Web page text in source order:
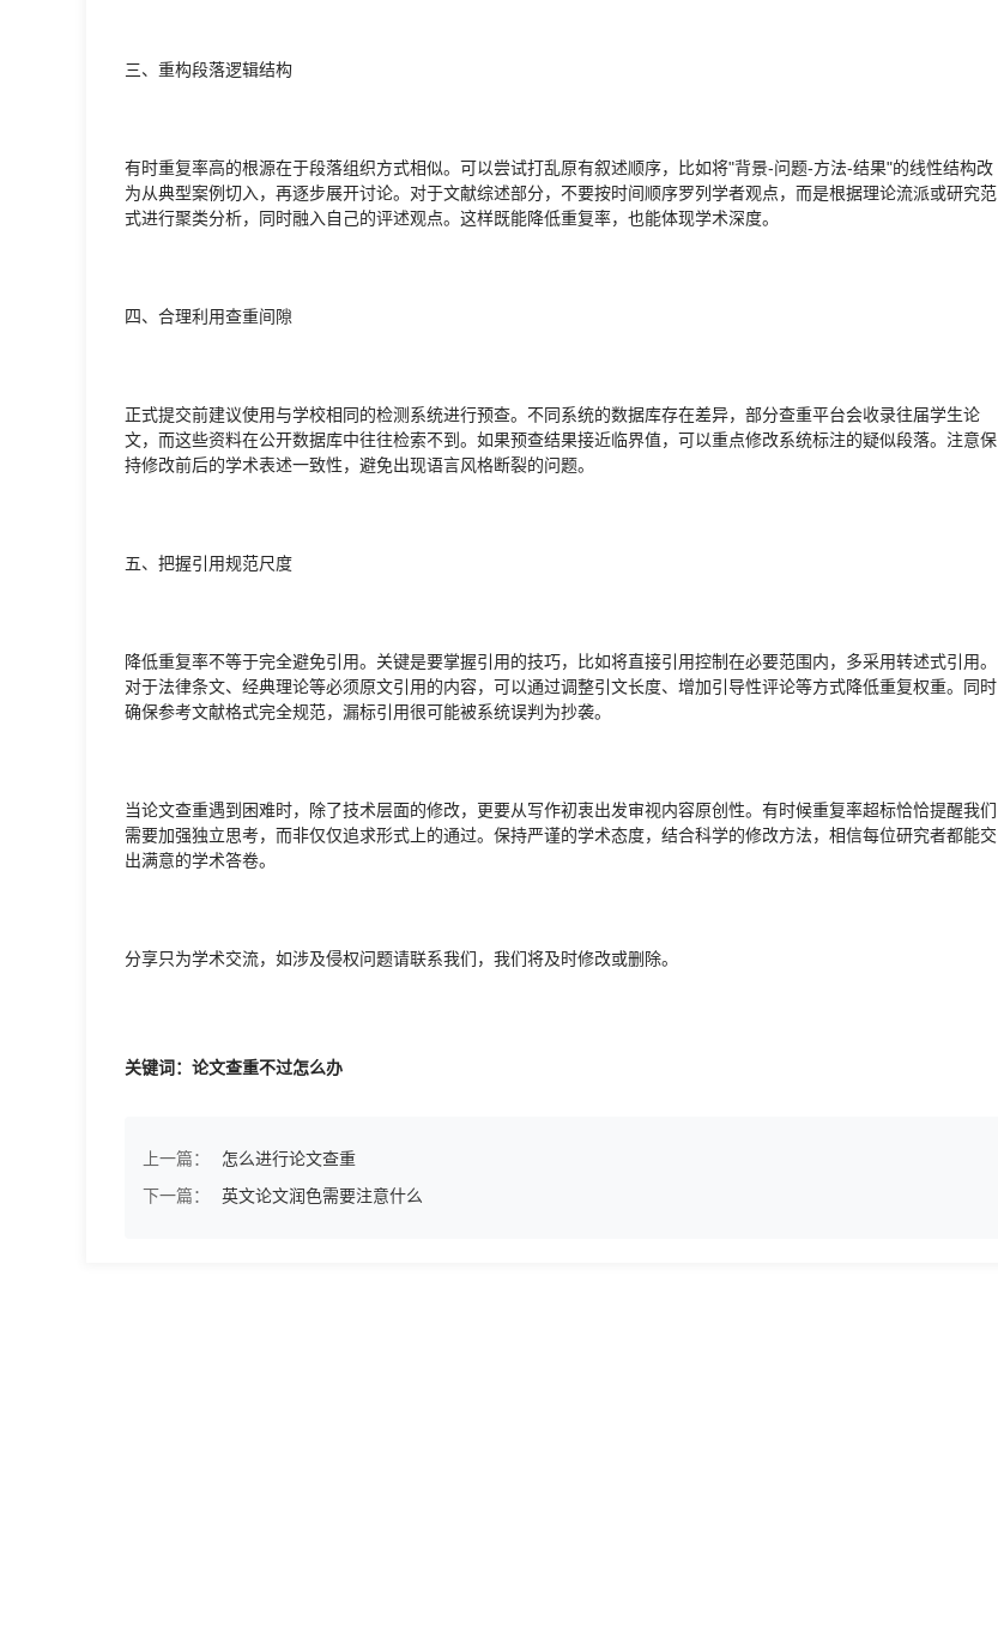
三、重构段落逻辑结构
有时重复率高的根源在于段落组织方式相似。可以尝试打乱原有叙述顺序，比如将"背景-问题-方法-结果"的线性结构改
为从典型案例切入，再逐步展开讨论。对于文献综述部分，不要按时间顺序罗列学者观点，而是根据理论流派或研究范
式进行聚类分析，同时融入自己的评述观点。这样既能降低重复率，也能体现学术深度。
四、合理利用查重间隙
正式提交前建议使用与学校相同的检测系统进行预查。不同系统的数据库存在差异，部分查重平台会收录往届学生论
文，而这些资料在公开数据库中往往检索不到。如果预查结果接近临界值，可以重点修改系统标注的疑似段落。注意保
持修改前后的学术表述一致性，避免出现语言风格断裂的问题。
五、把握引用规范尺度
降低重复率不等于完全避免引用。关键是要掌握引用的技巧，比如将直接引用控制在必要范围内，多采用转述式引用。
对于法律条文、经典理论等必须原文引用的内容，可以通过调整引文长度、增加引导性评论等方式降低重复权重。同时
确保参考文献格式完全规范，漏标引用很可能被系统误判为抄袭。
当论文查重遇到困难时，除了技术层面的修改，更要从写作初衷出发审视内容原创性。有时候重复率超标恰恰提醒我们
需要加强独立思考，而非仅仅追求形式上的通过。保持严谨的学术态度，结合科学的修改方法，相信每位研究者都能交
出满意的学术答卷。
分享只为学术交流，如涉及侵权问题请联系我们，我们将及时修改或删除。
关键词：论文查重不过怎么办
上一篇：
怎么进行论文查重
下一篇：
英文论文润色需要注意什么